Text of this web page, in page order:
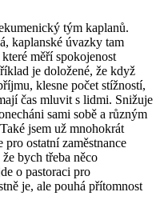
tým kaplanů.
kaplanské úvazky tam
měří spokojenost
je doložené, že když
klesne počet stížností,
čas mluvit s lidmi. Snižuje
sami sobě a různým
jsem už mnohokrát
ostatní zaměstnance
bych třeba něco
o pastoraci pro
je, ale pouhá přítomnost